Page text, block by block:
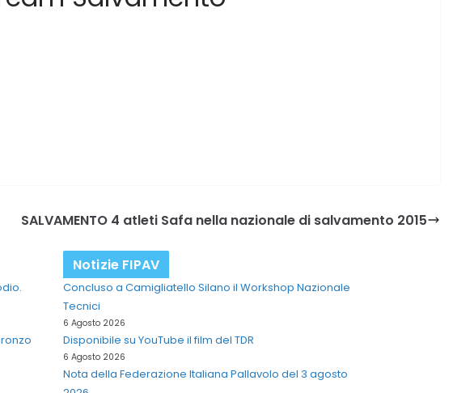
SALVAMENTO 4 atleti Safa nella nazionale di salvamento 2015
Notizie FIPAV
Concluso a Camigliatello Silano il Workshop Nazionale
Tecnici
6 Agosto 2026
Disponibile su YouTube il film del TDR
6 Agosto 2026
Nota della Federazione Italiana Pallavolo del 3 agosto